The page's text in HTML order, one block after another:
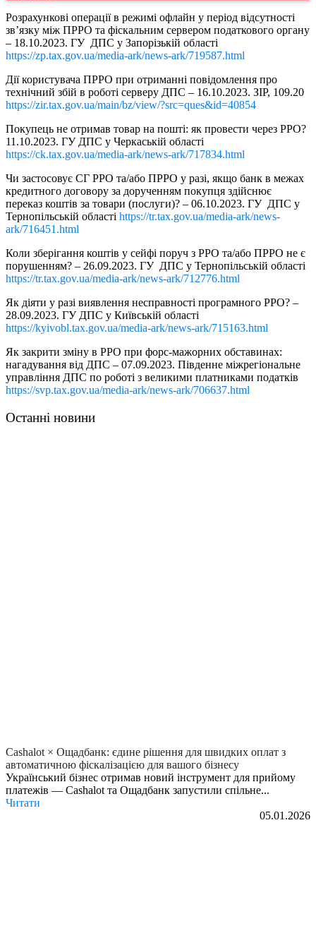
Розрахункові операції в режимі офлайн у період відсутності
зв’язку між ПРРО та фіскальним сервером податкового органу
– 18.10.2023. ГУ ДПС у Запорізькій області
https://zp.tax.gov.ua/media-ark/news-ark/719587.html
Дії користувача ПРРО при отриманні повідомлення про
технічний збій в роботі серверу ДПС – 16.10.2023. ЗІР, 109.20
https://zir.tax.gov.ua/main/bz/view/?src=ques&id=40854
Покупець не отримав товар на пошті: як провести через РРО?
11.10.2023. ГУ ДПС у Черкаській області
https://ck.tax.gov.ua/media-ark/news-ark/717834.html
Чи застосовує СГ РРО та/або ПРРО у разі, якщо банк в межах
кредитного договору за дорученням покупця здійснює
переказ коштів за товари (послуги)? – 06.10.2023. ГУ ДПС у
Тернопільській області https://tr.tax.gov.ua/media-ark/news-
ark/716451.html
Коли зберігання коштів у сейфі поруч з РРО та/або ПРРО не є
порушенням? – 26.09.2023. ГУ ДПС у Тернопільській області
https://tr.tax.gov.ua/media-ark/news-ark/712776.html
Як діяти у разі виявлення несправності програмного РРО? –
28.09.2023. ГУ ДПС у Київській області
https://kyivobl.tax.gov.ua/media-ark/news-ark/715163.html
Як закрити зміну в РРО при форс-мажорних обставинах:
нагадування від ДПС – 07.09.2023. Південне міжрегіональне
управління ДПС по роботі з великими платниками податків
https://svp.tax.gov.ua/media-ark/news-ark/706637.html
Останні новини
Cashalot × Ощадбанк: єдине рішення для швидких оплат з
автоматичною фіскалізацією для вашого бізнесу
Український бізнес отримав новий інструмент для прийому
платежів — Cashalot та Ощадбанк запустили спільне...
Читати
05.01.2026